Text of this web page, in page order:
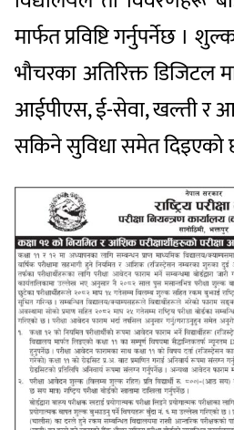
मार्फत प्रविष्टि गर्नुपर्नेछ ।
भौचरका अतिरिक्त
आईपीएस, ई-सेवा, खल्ती र
सकिने सुविधा समेत दिइएको